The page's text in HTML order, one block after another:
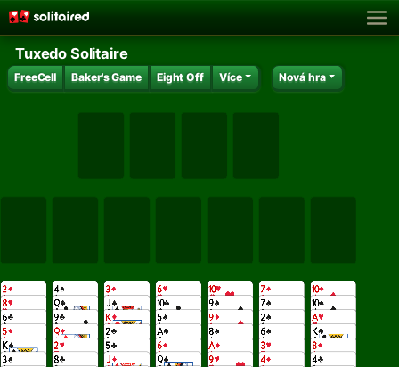
Tuxedo Solitaire
FreeCell Baker's Game Eight Off Více Nová hra